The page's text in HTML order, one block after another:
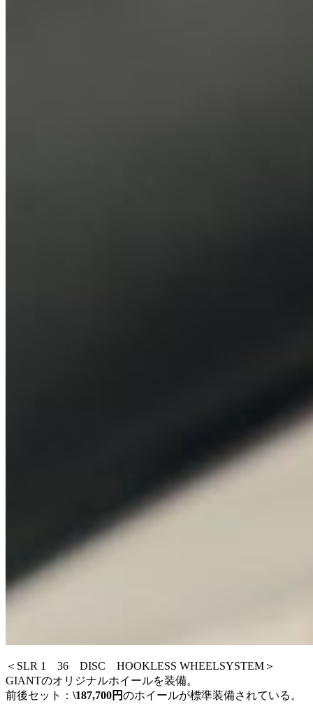
＜SLR 1 36 DISC HOOKLESS WHEELSYSTEM＞
GIANTのオリジナルホイールを装備。
前後セット： \187,700円のホイールが標準装備されている。